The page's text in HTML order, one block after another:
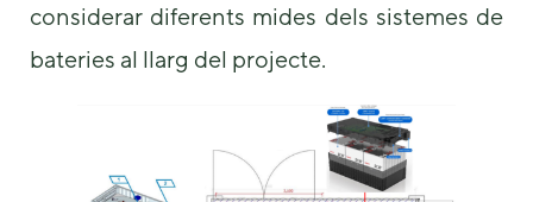
considerar diferents mides dels sistemes de
bateries al llarg del projecte.